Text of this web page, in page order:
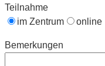
Teilnahme
im Zentrum
online
Bemerkungen